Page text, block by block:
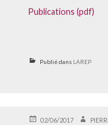
Publications (pdf)
Publié dans LAREP
PUBLIÉ02/06/2017 AUTEUR